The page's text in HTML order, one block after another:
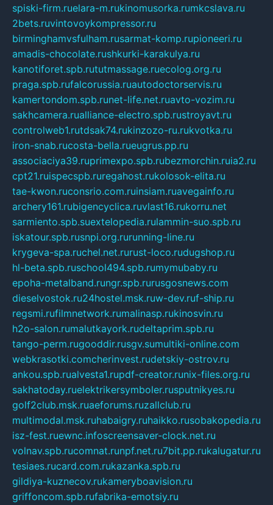
spiski-firm.ruelara-m.rukinomusorka.rumkcslava.ru
2bets.ruvintovoykompressor.ru
birminghamvsfulham.rusarmat-komp.rupioneeri.ru
amadis-chocolate.rushkurki-karakulya.ru
kanotiforet.spb.rututmassage.ruecolog.org.ru
praga.spb.rufalcorussia.ruautodoctorservis.ru
kamertondom.spb.runet-life.net.ruavto-vozim.ru
sakhcamera.rualliance-electro.spb.rustroyavt.ru
controlweb1.rutdsak74.rukinzozo-ru.rukvotka.ru
iron-snab.rucosta-bella.rueugrus.pp.ru
associaciya39.ruprimexpo.spb.rubezmorchin.ruia2.ru
cpt21.ruispecspb.ruregahost.rukolosok-elita.ru
tae-kwon.ruconsrio.com.ruinsiam.ruavegainfo.ru
archery161.rubigencyclica.ruvlast16.rukorru.net
sarmiento.spb.suextelopedia.rulammin-suo.spb.ru
iskatour.spb.rusnpi.org.rurunning-line.ru
krygeva-spa.ruchel.net.rurust-loco.rudugshop.ru
hl-beta.spb.ruschool494.spb.rumymubaby.ru
epoha-metalband.rungr.spb.rurusgosnews.com
dieselvostok.ru24hostel.msk.ruw-dev.ruf-ship.ru
regsmi.rufilmnetwork.rumalinasp.rukinosvin.ru
h2o-salon.rumalutkayork.rudeltaprim.spb.ru
tango-perm.rugooddir.rusgv.sumultiki-online.com
webkrasotki.comcherinvest.rudetskiy-ostrov.ru
ankou.spb.rualvesta1.rupdf-creator.runix-files.org.ru
sakhatoday.ruelektrikersymboler.rusputnikyes.ru
golf2club.msk.ruaeforums.ruzallclub.ru
multimodal.msk.ruhabaigry.ruhaikko.rusobakopedia.ru
isz-fest.ruewnc.infoscreensaver-clock.net.ru
volnav.spb.rucomnat.runpf.net.ru7bit.pp.rukalugatur.ru
tesiaes.rucard.com.rukazanka.spb.ru
gildiya-kuznecov.rukameryboavision.ru
griffoncom.spb.rufabrika-emotsiy.ru